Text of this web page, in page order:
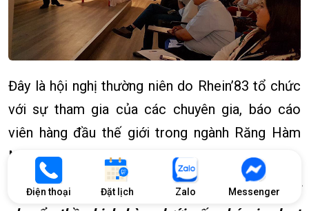
Điện thoại Đặt lịch Zalo Messenger
Đây là hội nghị thường niên do Rhein’83 tổ chức
với sự tham gia của các chuyên gia, báo cáo
viên hàng đầu thế giới trong ngành Răng Hàm
Mặt.
Ts.Bs Võ Văn Nhân đã báo cáo đề tài: